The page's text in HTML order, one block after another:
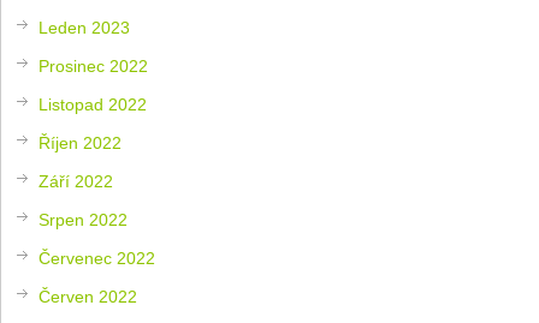
Leden 2023
Prosinec 2022
Listopad 2022
Říjen 2022
Září 2022
Srpen 2022
Červenec 2022
Červen 2022